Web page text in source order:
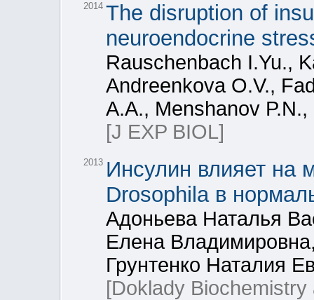
2014 The disruption of
neuroendocrine
Rausсhenbaсh I.Yu.,
Andreenkova O.V.,
A.A., Menshanov
[J EXP BIOL]
2013 Инсулин влияет на
Drosophila в
Адоньева Наталья
Елена
Грунтенко Наталия
[Doklady